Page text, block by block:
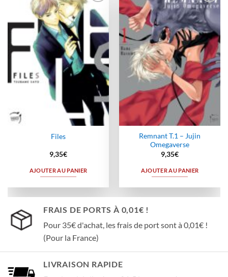
Ajouter
à la
wishlist
Files
9,35€
AJOUTER AU PANIER
Ajouter
à la
wishlist
Remnant T.1 – Jujin
Omegaverse
9,35€
AJOUTER AU PANIER
FRAIS DE PORTS À 0,01€ !
Pour 35€ d'achat, les frais de port sont à 0,01€ !
(Pour la France)
LIVRAISON RAPIDE